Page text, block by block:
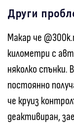
Други
Макар че
километри с
няколко спънки.
постоянно
че круиз
деактивиран,